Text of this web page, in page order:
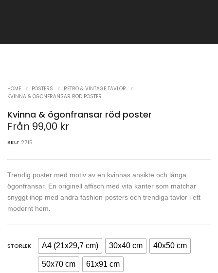
HOME POSTERS
RETRO & VINTAGE TAVLOR
KVINNA & ÖGONFRANSAR RÖD POSTER
Kvinna & ögonfransar röd poster
Från 99,00 kr
SKU: 2715
Trendig poster med motiv av en kvinnas ansikte och långa
ögonfransar. En originell affisch med vita kanter som matchar
snyggt ihop med andra fashion-posters och trendiga tavlor i ett
modernt hem.
STORLEK A4 (21x29,7 cm) 30x40 cm 40x50 cm
50x70 cm 61x91 cm